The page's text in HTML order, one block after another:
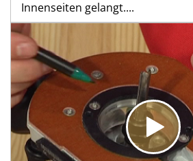
Innenseiten gelangt....